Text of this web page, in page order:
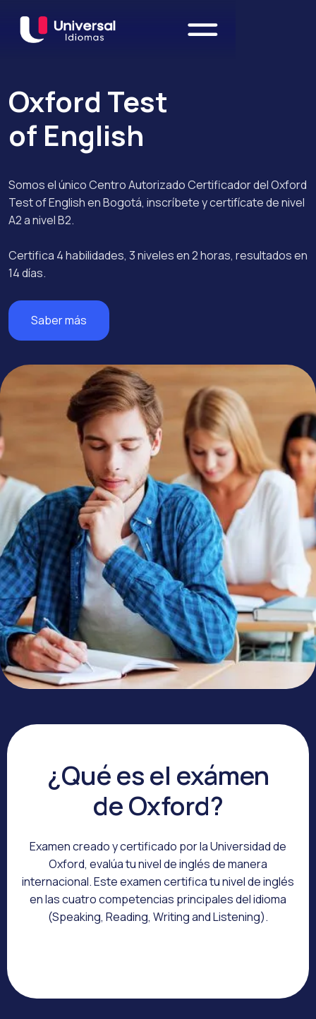
Oxford Test
of English
Somos el único Centro Autorizado Certificador del Oxford
Test of English en Bogotá, inscríbete y certifícate de nivel
A2 a nivel B2.
Certifica 4 habilidades, 3 niveles en 2 horas, resultados en
14 días.
Saber más
¿Qué es el exámen
de Oxford?
Examen creado y certificado por la Universidad de
Oxford, evalúa tu nivel de inglés de manera
internacional. Este examen certifica tu nivel de inglés
en las cuatro competencias principales del idioma
(Speaking, Reading, Writing and Listening).